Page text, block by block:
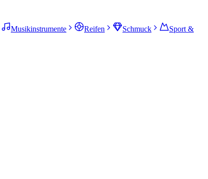
Musikinstrumente Reifen Schmuck
Sport &